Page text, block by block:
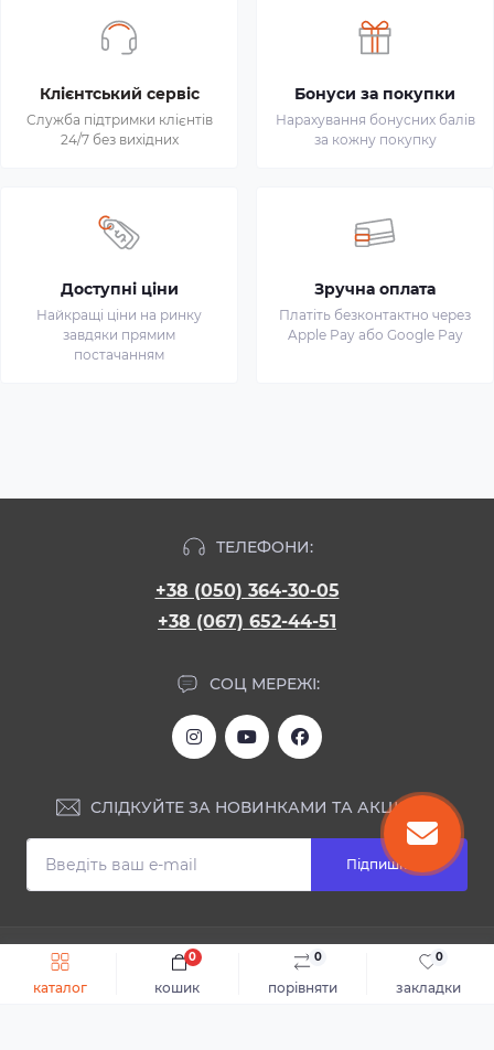
каталог порівняти
0
закладки
0
кошик
0
Швидке замовлення До кошика
Клієнтський сервіс
Служба підтримки клієнтів
24/7 без вихідних
Бонуси за покупки
Нарахування бонусних балів
за кожну покупку
Доступні ціни
Найкращі ціни на ринку
завдяки прямим
постачанням
Зручна оплата
Платіть безконтактно через
Apple Pay або Google Pay
ТЕЛЕФОНИ:
+38 (050) 364-30-05
+38 (067) 652-44-51
СОЦ МЕРЕЖІ:
СЛІДКУЙТЕ ЗА НОВИНКАМИ ТА АКЦІЯМИ:
Підпишіться
ІНФОРМАЦІЯ